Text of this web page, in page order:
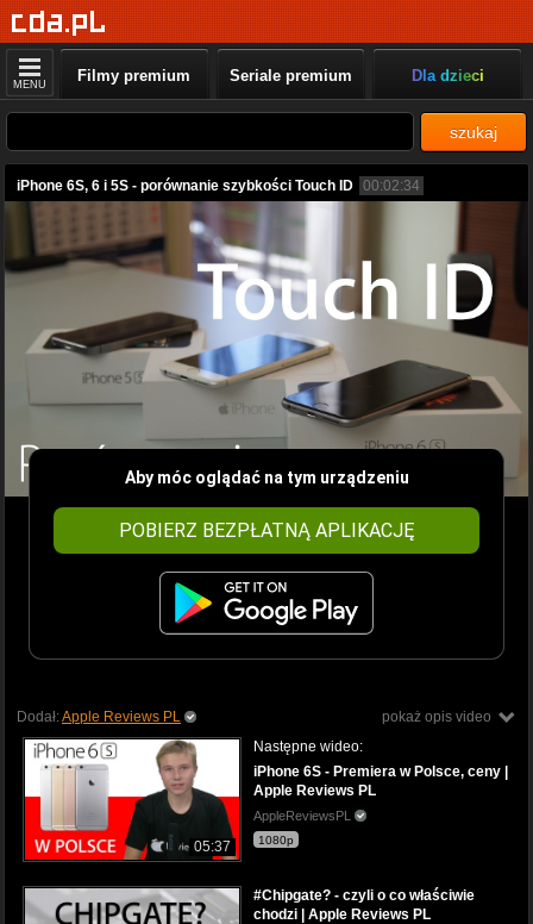
MENU Filmy premium Seriale premium Dla dzieci
szukaj
iPhone 6S, 6 i 5S - porównanie szybkości Touch ID 00:02:34
Aby móc oglądać na tym urządzeniu
POBIERZ BEZPŁATNĄ APLIKACJĘ
pokaż opis video
Dodał:Apple Reviews PL
05:37
Następne wideo:
iPhone 6S - Premiera w Polsce, ceny |
Apple Reviews PL
AppleReviewsPL
1080p
#Chipgate? - czyli o co właściwie
chodzi | Apple Reviews PL